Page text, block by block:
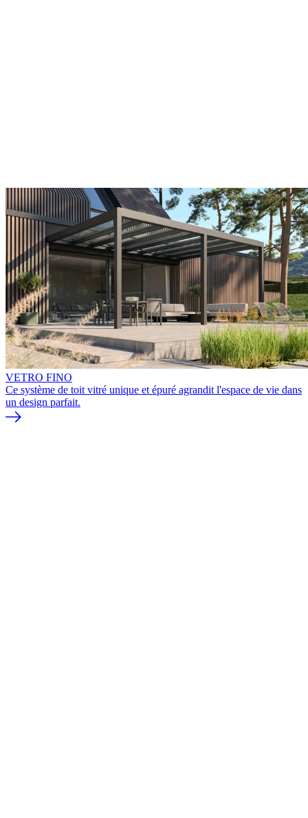
VETRO FINO
Ce système de toit vitré unique et épuré agrandit l'espace de vie dans
un design parfait.